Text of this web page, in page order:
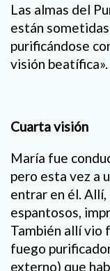
Las almas del
están
purificándose
visión beatífica».
Cuarta visión
María fue
pero esta vez a
entrar en él.
espantosos,
También allí vio
fuego
externo) que